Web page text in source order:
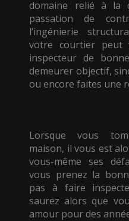
domaine relié à la
passation de
l’ingénierie
votre courtier peut
inspecteur de
demeurer objectif,
ou encore faites une
Lorsque vous
maison, il vous est
vous-même ses
vous prenez la
pas à faire
saurez alors que
amour pour des